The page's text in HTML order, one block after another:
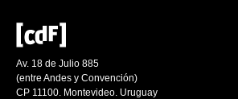
Av. 18 de Julio 885
(entre Andes y Convención)
CP 11100. Montevideo. Uruguay